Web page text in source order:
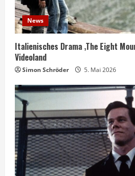
News
Italienisches Drama ‚The Eight
Videoland
Simon Schröder 5. Mai 2026